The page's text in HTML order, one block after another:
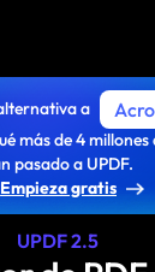
a
más de 4
pasado a UPDF.
Empieza gratis
UPDF 2.5